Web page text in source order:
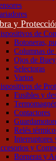
y
de
Botoneras,
Columnas de
Ojos de Buey
Selectoras
Varios
de
Fusibles y
Contactores
Relés
Interruptores
y
Borneras y